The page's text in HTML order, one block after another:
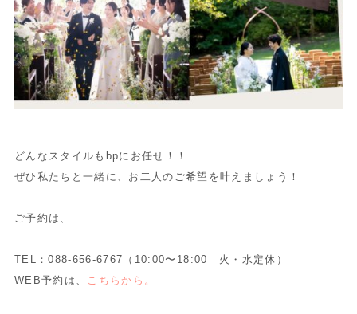
どんなスタイルもbpにお任せ！！
ぜひ私たちと一緒に、お二人のご希望を叶えましょう！
ご予約は、
TEL：088-656-6767（10:00〜18:00 火・水定休）
WEB予約は、
こちらから。